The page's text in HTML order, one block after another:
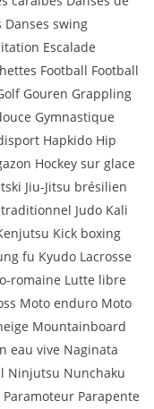
Danses swing
Escalade
Football Football
Gouren Grappling
Gymnastique
Hapkido Hip
Hockey sur glace
Jiu-Jitsu brésilien
traditionnel Judo Kali
Kick boxing
fu Kyudo Lacrosse
romaine Lutte libre
Moto enduro Moto
Mountainboard
eau vive Naginata
Ninjutsu Nunchaku
Parapente